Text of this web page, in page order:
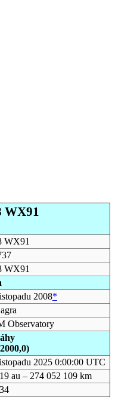
WX91
WX91
WX91
2008*
Observatory
2025 0:00:00 UTC
au – 274 052 109 km